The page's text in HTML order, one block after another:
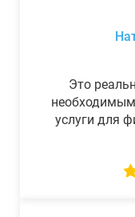
Это
услуги для